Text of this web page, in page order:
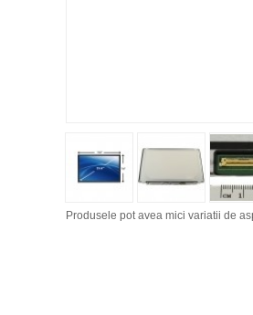
Produsele pot avea mici variatii de